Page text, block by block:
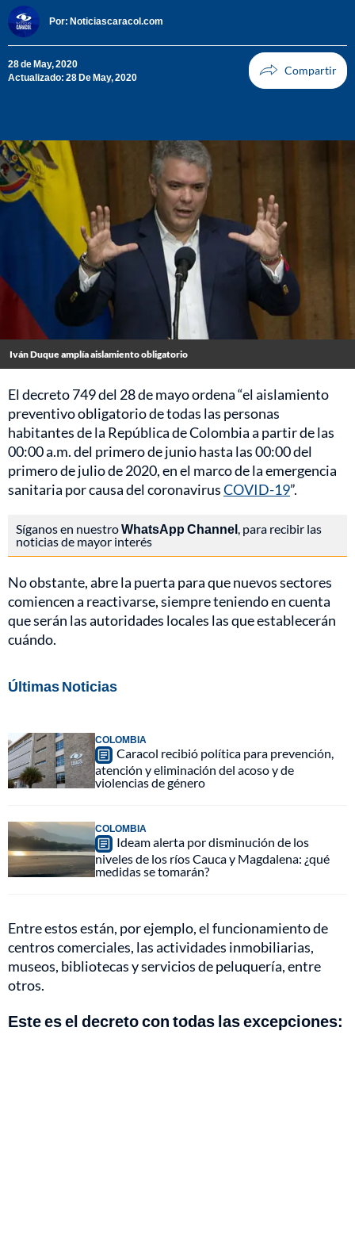
Por: Noticiascaracol.com
28 de May, 2020
Actualizado: 28 De May, 2020
Iván Duque amplía aislamiento obligatorio
El decreto 749 del 28 de mayo ordena “el aislamiento
preventivo obligatorio de todas las personas
habitantes de la República de Colombia a partir de las
00:00 a.m. del primero de junio hasta las 00:00 del
primero de julio de 2020, en el marco de la emergencia
sanitaria por causa del coronavirusCOVID-19”.
Síganos en nuestroWhatsApp Channel, para recibir las
noticias de mayor interés
No obstante, abre la puerta para que nuevos sectores
comiencen a reactivarse, siempre teniendo en cuenta
que serán las autoridades locales las que establecerán
cuándo.
Últimas Noticias
COLOMBIA
Caracol recibió política para prevención,
atención y eliminación del acoso y de
violencias de género
COLOMBIA
Ideam alerta por disminución de los
niveles de los ríos Cauca y Magdalena: ¿qué
medidas se tomarán?
Entre estos están, por ejemplo, el funcionamiento de
centros comerciales, las actividades inmobiliarias,
museos, bibliotecas y servicios de peluquería, entre
otros.
Este es el decreto con todas las excepciones: